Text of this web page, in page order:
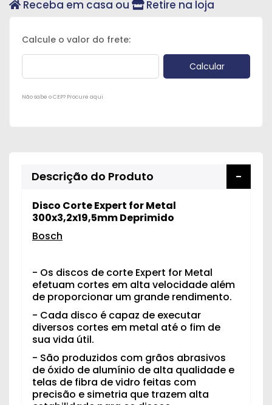
Receba em casa ou Retire na loja
Não sabe o CEP? Procure aqui
Descrição do Produto
Disco Corte Expert for Metal
300x3,2x19,5mm Deprimido
Bosch
- Os discos de corte Expert for Metal
efetuam cortes em alta velocidade além
de proporcionar um grande rendimento.
- Cada disco é capaz de executar
diversos cortes em metal até o fim de
sua vida útil.
- São produzidos com grãos abrasivos
de óxido de alumínio de alta qualidade e
telas de fibra de vidro feitas com
precisão e simetria que trazem alta